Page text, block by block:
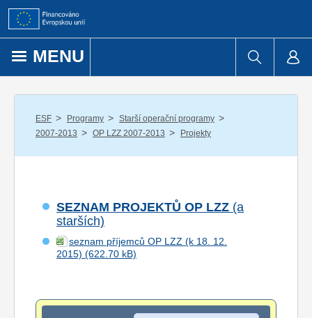
Přejít k obsahu
MENU
ESF / Programy / Starší operační programy /
2007-2013 / OP LZZ 2007-2013 / Projekty
SEZNAM PROJEKTŮ OP LZZ (a
starších)
seznam příjemců OP LZZ (k 18. 12.
2015)